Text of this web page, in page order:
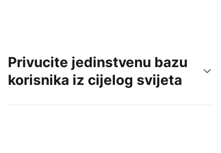
Privucite jedinstvenu bazu
korisnika iz cijelog svijeta
Doprite do novih gostiju već danas